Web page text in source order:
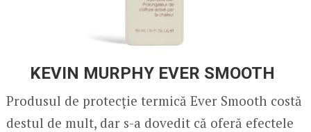
KEVIN MURPHY EVER SMOOTH
Produsul de protecție termică Ever Smooth costă
destul de mult, dar s-a dovedit că oferă efectele